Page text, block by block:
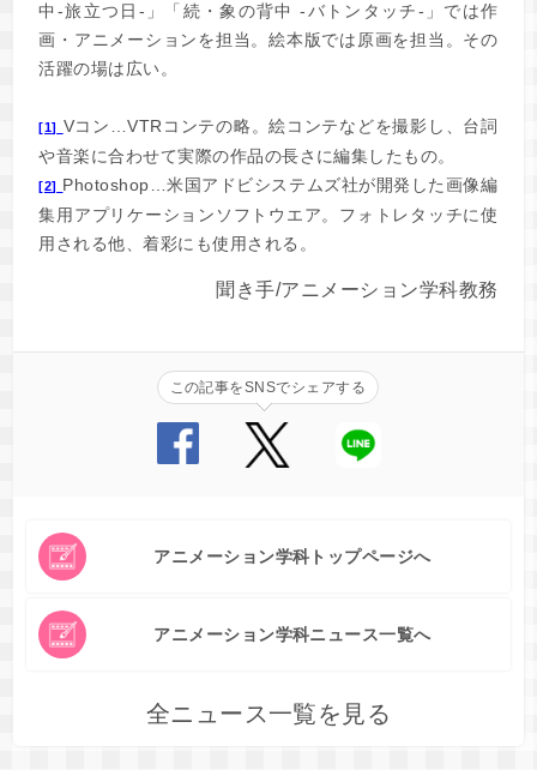
中-旅立つ日-」「続・象の背中 -バトンタッチ-」では作
画・アニメーションを担当。絵本版では原画を担当。その
活躍の場は広い。
[1] Vコン…VTRコンテの略。絵コンテなどを撮影し、台詞
や音楽に合わせて実際の作品の長さに編集したもの。
[2] Photoshop…米国アドビシステムズ社が開発した画像編
集用アプリケーションソフトウエア。フォトレタッチに使
用される他、着彩にも使用される。
聞き手/アニメーション学科教務
この記事をSNSでシェアする
アニメーション学科トップページへ
アニメーション学科ニュース一覧へ
全ニュース一覧を見る